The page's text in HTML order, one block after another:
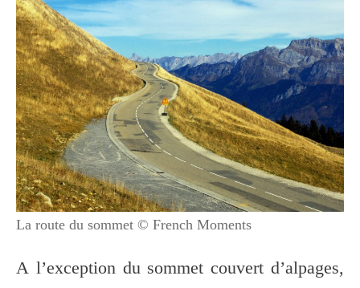
La route du sommet © French Moments
A l’exception du sommet couvert d’alpages,